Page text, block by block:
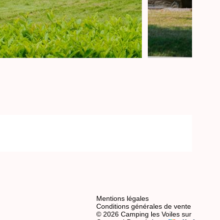
Mentions légales
Conditions générales de vente
© 2026 Camping les Voiles sur